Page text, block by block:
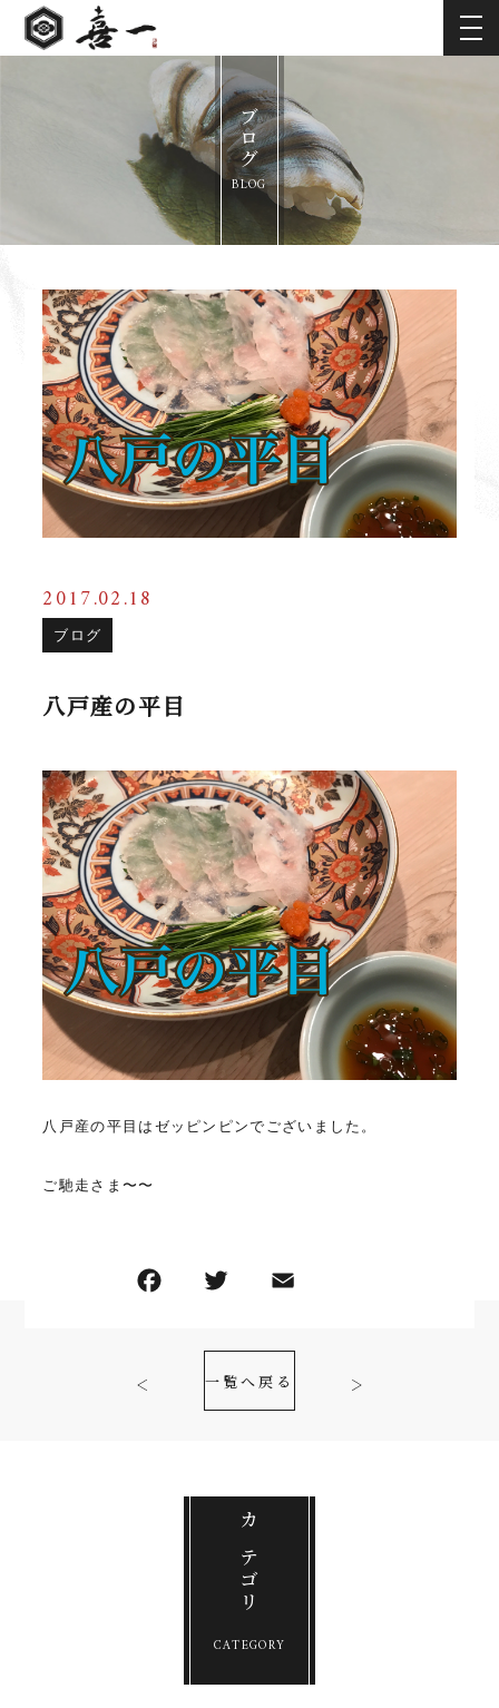
ブログ
BLOG
2017.02.18
ブログ
八戸産の平目
八戸産の平目はゼッピンピンでございました。
ご馳走さま〜〜
一覧へ戻る
カテゴリ
CATEGORY